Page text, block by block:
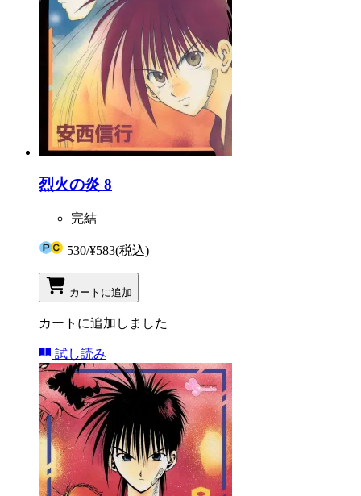
烈火の炎 8
完結
530/¥583(税込)
カートに追加
カートに追加しました
試し読み